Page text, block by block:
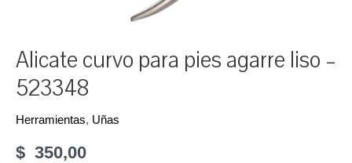
Alicate curvo para pies agarre liso –
523348
Herramientas, Uñas
$ 350,00